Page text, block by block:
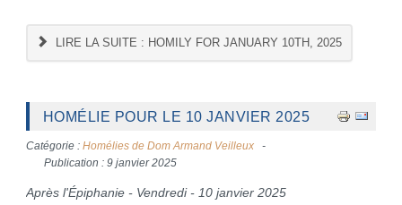
LIRE LA SUITE : HOMILY FOR JANUARY 10TH, 2025
HOMÉLIE POUR LE 10 JANVIER 2025
Catégorie : Homélies de Dom Armand Veilleux
Publication : 9 janvier 2025
Après l'Épiphanie - Vendredi - 10 janvier 2025